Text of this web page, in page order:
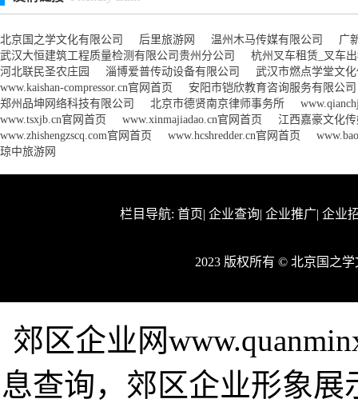
北京国之学文化有限公司 后里旅游网 温州木马传媒有限公司
广
武汉大恒建筑工程质量检测有限公司贵州分公司
杭州叉车租赁_叉车
河北联民圣农庄园
淄博爱普传动设备有限公司
武汉市燃点学堂文
www.kaishan-compressor.cn官网首页
安阳市铠欣教育咨询服务有限公司
郑州品坤网络科技有限公司
北京市德贤南京律师事务所
www.tsxjb.cn官网首页
www.xinmajiadao.cn官网首页
江西嘉豪文化
www.zhishengzscq.com官网首页
www.hcshredder.cn官网首页
琼中旅游网
栏目导航: 首页| 企业查询| 企业推广| 企业
2023 版权所有 © 北京国之
郊区企业网
息查询，郊区企业形象